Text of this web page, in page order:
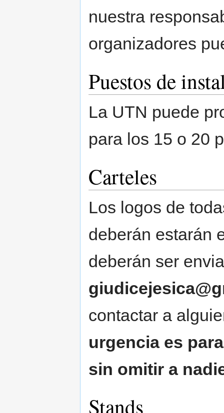
nuestra
organizadores
Puestos de
La UTN puede
para los 15 o 20
Carteles
Los logos de
deberán estarán
deberán ser
contactar a
urgencia es
sin omitir a
Stands